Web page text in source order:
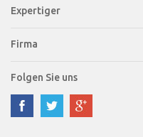
Expertiger
Firma
Folgen Sie uns